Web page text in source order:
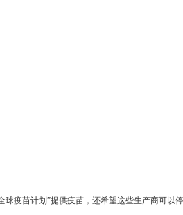
疫苗计划”提供疫苗，还希望这些生产商可以